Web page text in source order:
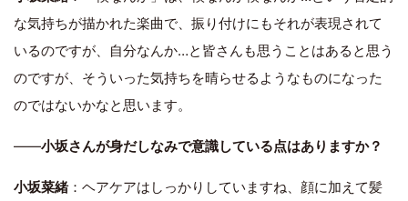
な気持ちが描かれた楽曲で、振り付けにもそれが表現されて
いるのですが、自分なんか…と皆さんも思うことはあると思う
のですが、そういった気持ちを晴らせるようなものになった
のではないかなと思います。
――小坂さんが身だしなみで意識している点はありますか？
小坂菜緒：ヘアケアはしっかりしていますね、顔に加えて髪